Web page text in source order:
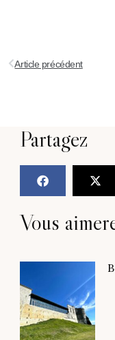
Article précédent
Partagez
Vous